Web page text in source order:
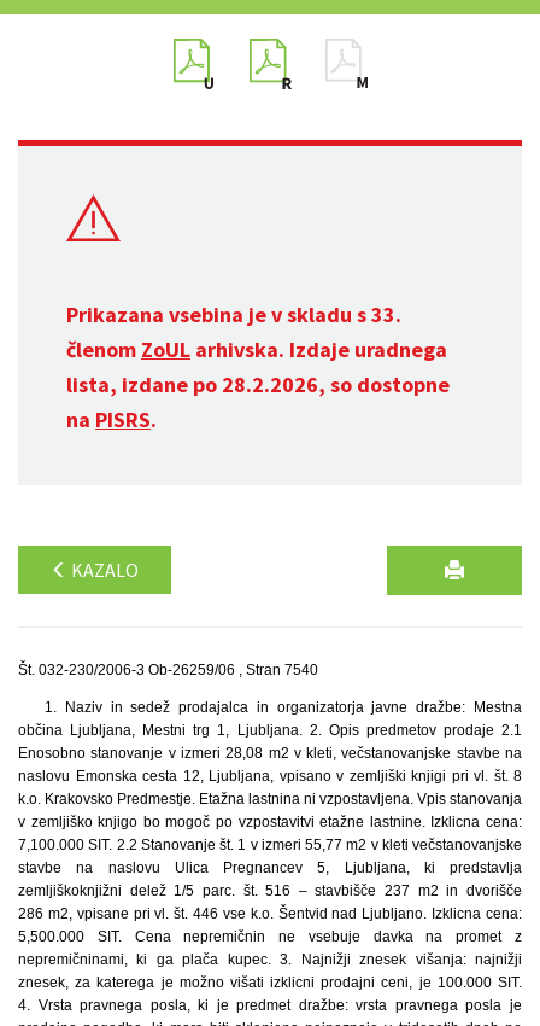
Prikazana vsebina je v skladu s 33.
členom ZoUL arhivska. Izdaje uradnega
lista, izdane po 28.2.2026, so dostopne
na PISRS.
KAZALO
Št. 032-230/2006-3 Ob-26259/06 , Stran 7540
1. Naziv in sedež prodajalca in organizatorja javne dražbe: Mestna
občina Ljubljana, Mestni trg 1, Ljubljana. 2. Opis predmetov prodaje 2.1
Enosobno stanovanje v izmeri 28,08 m2 v kleti, večstanovanjske stavbe na
naslovu Emonska cesta 12, Ljubljana, vpisano v zemljiški knjigi pri vl. št. 8
k.o. Krakovsko Predmestje. Etažna lastnina ni vzpostavljena. Vpis stanovanja
v zemljiško knjigo bo mogoč po vzpostavitvi etažne lastnine. Izklicna cena:
7,100.000 SIT. 2.2 Stanovanje št. 1 v izmeri 55,77 m2 v kleti večstanovanjske
stavbe na naslovu Ulica Pregnancev 5, Ljubljana, ki predstavlja
zemljiškoknjižni delež 1/5 parc. št. 516 – stavbišče 237 m2 in dvorišče
286 m2, vpisane pri vl. št. 446 vse k.o. Šentvid nad Ljubljano. Izklicna cena:
5,500.000 SIT. Cena nepremičnin ne vsebuje davka na promet z
nepremičninami, ki ga plača kupec. 3. Najnižji znesek višanja: najnižji
znesek, za katerega je možno višati izklicni prodajni ceni, je 100.000 SIT.
4. Vrsta pravnega posla, ki je predmet dražbe: vrsta pravnega posla je